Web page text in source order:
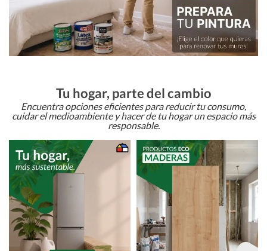
Tu hogar, parte del cambio
Encuentra opciones eficientes para reducir tu consumo,
cuidar el medioambiente y hacer de tu hogar un espacio más
responsable.